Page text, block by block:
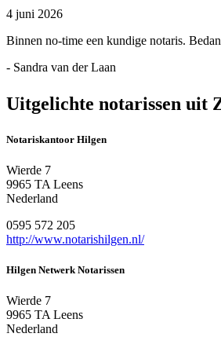
4 juni 2026
Binnen no-time een kundige notaris.
- Sandra van der Laan
Uitgelichte notarissen uit
Notariskantoor Hilgen
Wierde 7
9965 TA Leens
Nederland
0595 572 205
http://www.notarishilgen.nl/
Hilgen Netwerk Notarissen
Wierde 7
9965 TA Leens
Nederland